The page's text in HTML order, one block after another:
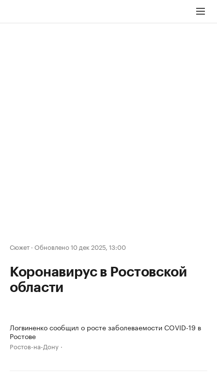
Сюжет · Обновлено 10 дек 2025, 13:00
Коронавирус в Ростовской
области
Логвиненко сообщил о росте заболеваемости COVID-19 в
Ростове
Ростов-на-Дону